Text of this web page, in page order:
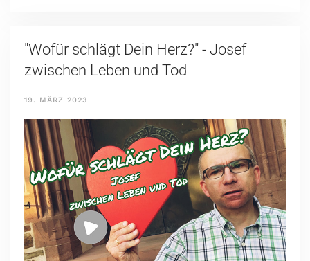
"Wofür schlägt Dein Herz?" - Josef
zwischen Leben und Tod
19. MÄRZ 2023